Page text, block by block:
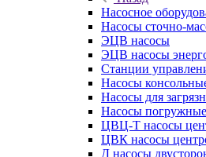
Насосное
Насосы сточно-
ЭЦВ насосы
ЭЦВ насосы
Станции
Насосы
Насосы для
Насосы погружные
ЦВЦ-Т насосы
ЦВК насосы
Д насосы